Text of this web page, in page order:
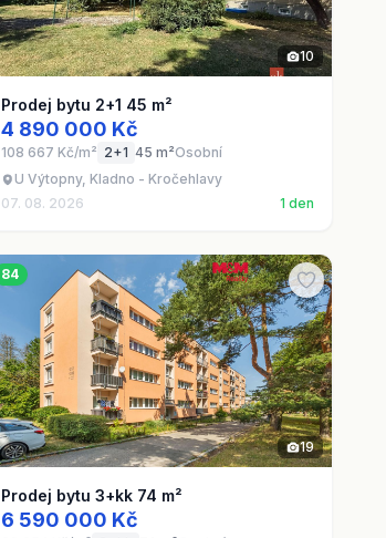
10
Prodej bytu 2+1 45 m²
4 890 000 Kč
108 667 Kč/m² 2+1 45 m²Osobní
U Výtopny, Kladno - Kročehlavy
07. 08. 2026
1 den
84
19
Prodej bytu 3+kk 74 m²
6 590 000 Kč